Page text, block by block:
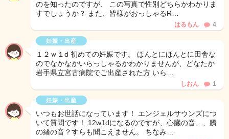
のを知ったのですが、 この写真で性別どちらかわかりま
すでしょうか？ また、皆様がおっしゃるR…
はるもん 4
妊娠・出産
１２ｗ１d 初めての妊娠です。 ほんとにほんとに田舎な
のでなかなかいらっしゃるかわかりませんが、どなたか
岩手県立宮古病院でご出産された方 いら…
しおん 1
妊娠・出産
いつもお世話になっています！ エンジェルサウンズにつ
いて質問です！ 12w1dになるのですが、心臓の音、、臍
の緒の音？すらも聞こえません。 ちなみ…